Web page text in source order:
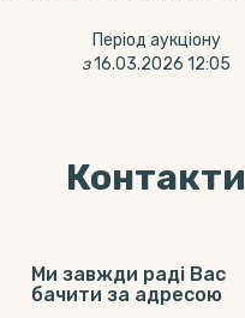
Період аукціону
з16.03.2026 12:05
Контакти
Ми завжди раді Вас
бачити за адресою